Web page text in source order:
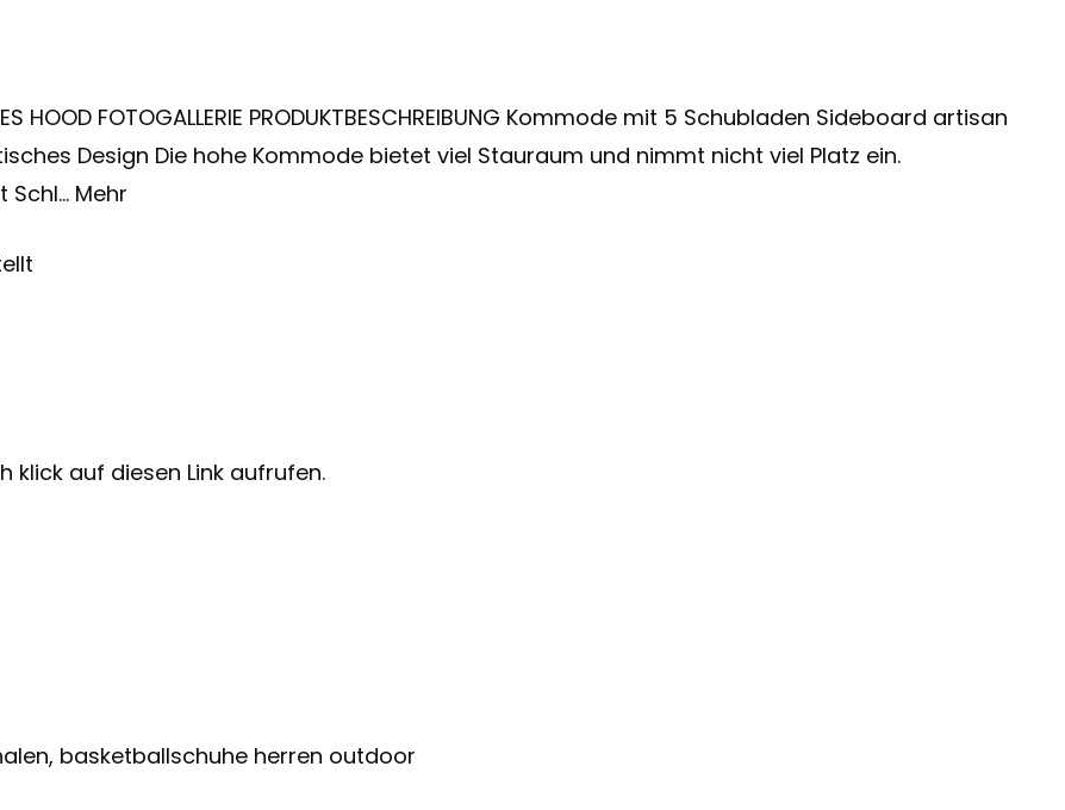
HOOD FOTOGALLERIE PRODUKTBESCHREIBUNG Kommode mit 5 Schubladen Sideboard artisan
Design Die hohe Kommode bietet viel Stauraum und nimmt nicht viel Platz ein.
Schl… Mehr
klick auf diesen Link aufrufen.
basketballschuhe herren outdoor